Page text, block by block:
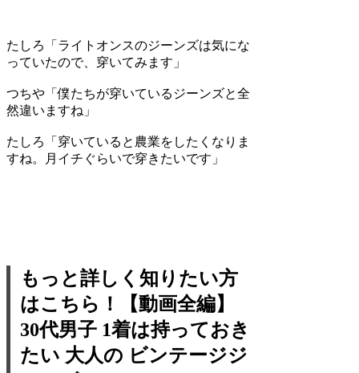
たしろ
「ライトオンスのジーンズは気にな
っていたので、穿いてみます」
つちや 「僕たちが穿いているジーンズと全
然違いますね」
たしろ
「穿いていると農業をしたくなりま
すね。月イチぐらいで穿きたいです」
もっと詳しく知りたい方
はこちら！【動画全編】
30代男子 1着は持っておき
たい 大人の ビンテージジ